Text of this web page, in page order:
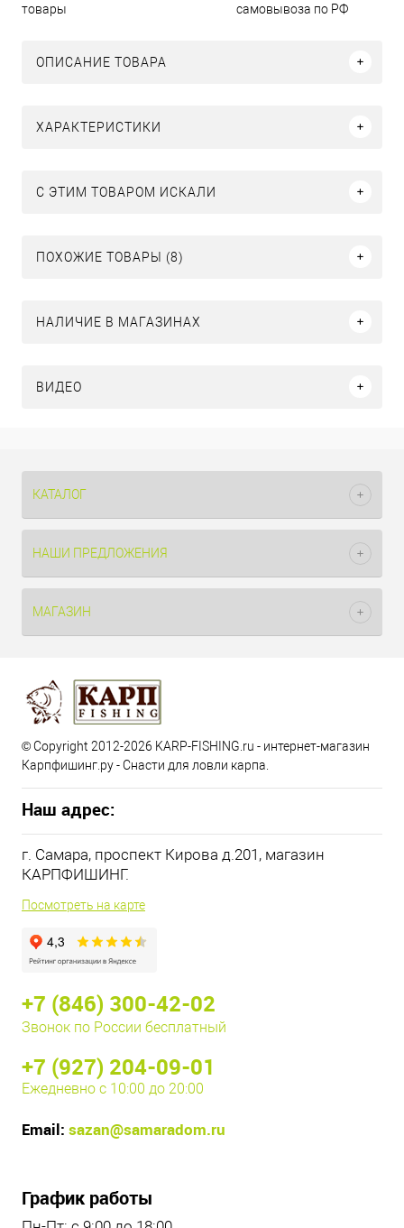
товары
самовывоза по РФ
ОПИСАНИЕ ТОВАРА
ХАРАКТЕРИСТИКИ
C ЭТИМ ТОВАРОМ ИСКАЛИ
ПОХОЖИЕ ТОВАРЫ (8)
НАЛИЧИЕ В МАГАЗИНАХ
ВИДЕО
КАТАЛОГ
НАШИ ПРЕДЛОЖЕНИЯ
МАГАЗИН
© Copyright 2012-2026 KARP-FISHING.ru - интернет-магазин
Карпфишинг.ру - Снасти для ловли карпа.
Наш адрес:
г. Самара, проспект Кирова д.201, магазин
КАРПФИШИНГ.
Посмотреть на карте
+7 (846) 300-42-02
Звонок по России бесплатный
+7 (927) 204-09-01
Ежедневно с 10:00 до 20:00
Email: sazan@samaradom.ru
График работы